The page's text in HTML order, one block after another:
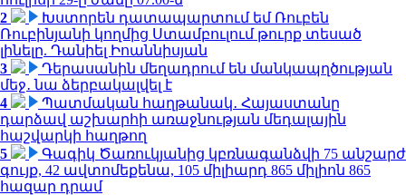
2
Խստորեն դատապարտում եմ Ռուբեն
Ռուբինյանի կողմից Ստամբուլում թուրք տեսած
լինելը. Դանիել Իոաննիսյան
3
Դերասանին մեղադրում են մանկապղծության
մեջ․ նա ձերբակալվել է
4
Պատմական հաղթանակ․ Հայաստանը
դարձավ աշխարհի առաջնության մեդալային
հաշվարկի հաղթող
5
Գագիկ Ծառուկյանից կբռնագանձվի 75 անշարժ
գույք, 42 ավտոմեքենա, 105 միլիարդ 865 միլիոն 865
հազար դրամ